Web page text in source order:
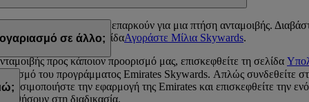
που διαθέτετε δεν επαρκούν για μια πτήση ανταμοιβής.
επισκεφθείτε τη σελίδαΑγοράστε Μίλια Skywards.
προς κάποιον προορισμό μας, επισκεφθείτε τη σελίδα
σε άλλο;
του προγράμματος Emirates Skywards. Απλώς συνδεθείτε
την εφαρμογή της Emirates και επισκεφθείτε την
στη διαδικασία.